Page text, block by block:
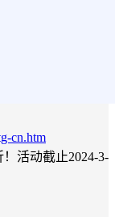
cn.htm
活动截止2024-3-